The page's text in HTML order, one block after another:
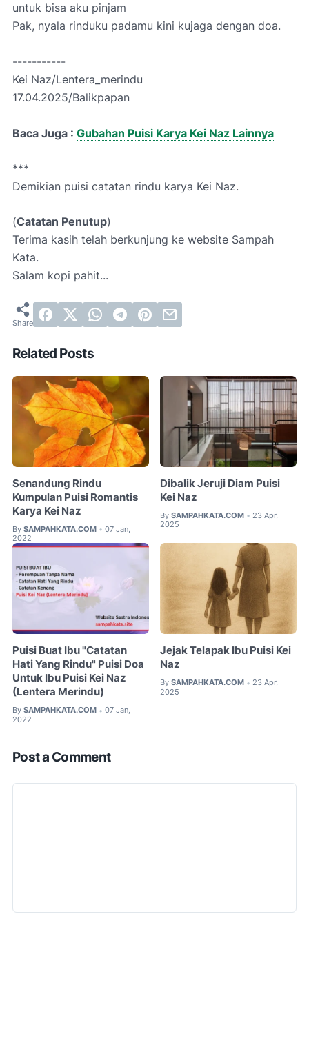
untuk bisa aku pinjam
Pak, nyala rinduku padamu kini kujaga dengan doa.
-----------
Kei Naz/Lentera_merindu
17.04.2025/Balikpapan
Baca Juga : Gubahan Puisi Karya Kei Naz Lainnya
***
Demikian puisi catatan rindu karya Kei Naz.
(Catatan Penutup)
Terima kasih telah berkunjung ke website Sampah
Kata.
Salam kopi pahit...
Related Posts
Senandung Rindu
Kumpulan Puisi Romantis
Karya Kei Naz
By SAMPAHKATA.COM • 07 Jan,
2022
Dibalik Jeruji Diam Puisi
Kei Naz
By SAMPAHKATA.COM • 23 Apr,
2025
Puisi Buat Ibu "Catatan
Hati Yang Rindu" Puisi Doa
Untuk Ibu Puisi Kei Naz
(Lentera Merindu)
By SAMPAHKATA.COM • 07 Jan,
2022
Jejak Telapak Ibu Puisi Kei
Naz
By SAMPAHKATA.COM • 23 Apr,
2025
Post a Comment